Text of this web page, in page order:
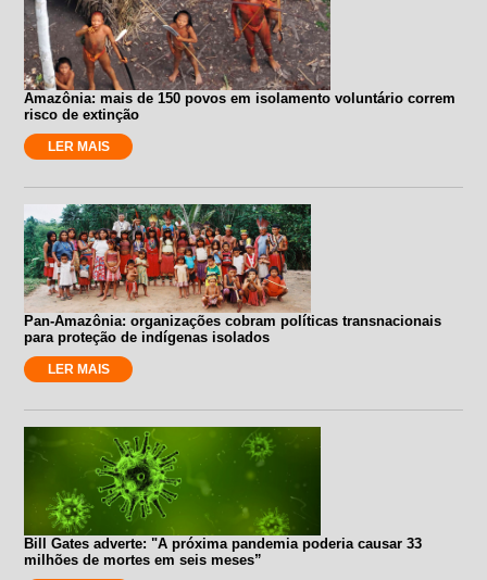
Amazônia: mais de 150 povos em isolamento voluntário correm
risco de extinção
LER MAIS
Pan-Amazônia: organizações cobram políticas transnacionais
para proteção de indígenas isolados
LER MAIS
Bill Gates adverte: "A próxima pandemia poderia causar 33
milhões de mortes em seis meses”